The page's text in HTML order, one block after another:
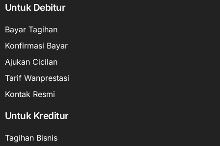
Untuk Debitur
Bayar Tagihan
Konfirmasi Bayar
Ajukan Cicilan
Tarif Wanprestasi
Kontak Resmi
Untuk Kreditur
Tagihan Bisnis